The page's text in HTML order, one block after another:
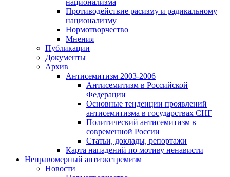
национализма
Противодействие расизму и радикальному
национализму
Нормотворчество
Мнения
Публикации
Документы
Архив
Антисемитизм 2003-2006
Антисемитизм в Российской
Федерации
Основные тенденции проявлений
антисемитизма в государствах СНГ
Политический антисемитизм в
современной России
Статьи, доклады, репортажи
Карта нападений по мотиву ненависти
Неправомерный антиэкстремизм
Новости